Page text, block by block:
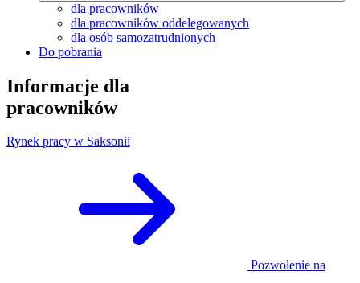
dla pracowników
dla pracowników oddelegowanych
dla osób samozatrudnionych
Do pobrania
Informacje dla
pracowników
Rynek pracy w Saksonii
Pozwolenie na